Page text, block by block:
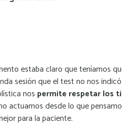
estaba claro que teníamos
sesión que el test no nos
nos permite respetar los
actuamos desde lo que
para la paciente.